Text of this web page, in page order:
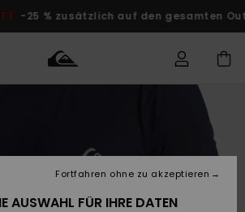
-25 % zusätzlich auf den gesamten
Accessoires
Accessoires
Brandneu
Kinder
Kinder
KINDER
Versand
AUSWAHL FÜR IHRE DATEN
Fortfahren ohne zu akzeptieren